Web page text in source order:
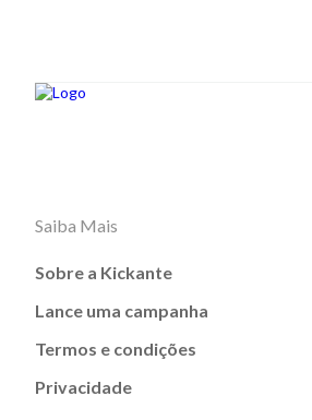
Saiba Mais
Sobre a Kickante
Lance uma campanha
Termos e condições
Privacidade